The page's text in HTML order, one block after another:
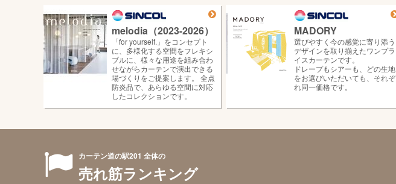
melodia（2023-2026）
「for yourself.」をコンセプト
に、多様化する空間をフレキシ
ブルに、様々な用途を組み合わ
せながらカーテンで演出できる
場づくりをご提案します。 全点
防炎品で、あらゆる空間に対応
したコレクションです。
MADORY
選びやすく今の感覚に寄り添う
デザインを取り揃えたワンプラ
イスカーテンです。
ドレープもシアーも、どの⽣地
をお選びいただいても、それぞ
れ同⼀価格です。
カーテン道の駅201 全体の
売れ筋ランキング